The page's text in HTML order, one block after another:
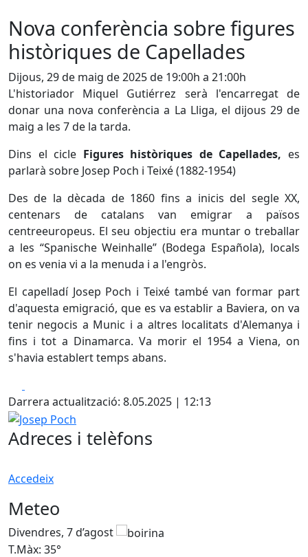
Nova conferència sobre figures
històriques de Capellades
Dijous, 29 de maig de 2025 de 19:00h a 21:00h
L'historiador Miquel Gutiérrez serà l'encarregat de
donar una nova conferència a La Lliga, el dijous 29 de
maig a les 7 de la tarda.
Dins el cicle Figures històriques de Capellades, es
parlarà sobre Josep Poch i Teixé (1882-1954)
Des de la dècada de 1860 fins a inicis del segle XX,
centenars de catalans van emigrar a països
centreeuropeus. El seu objectiu era muntar o treballar
a les “Spanische Weinhalle” (Bodega Española), locals
on es venia vi a la menuda i a l'engròs.
El capelladí Josep Poch i Teixé també van formar part
d'aquesta emigració, que es va establir a Baviera, on va
tenir negocis a Munic i a altres localitats d'Alemanya i
fins i tot a Dinamarca. Va morir el 1954 a Viena, on
s'havia establert temps abans.
Darrera actualització: 8.05.2025 | 12:13
Josep Poch
Adreces i telèfons
Accedeix
Meteo
Divendres, 7 d’agost
T.Màx: 35°